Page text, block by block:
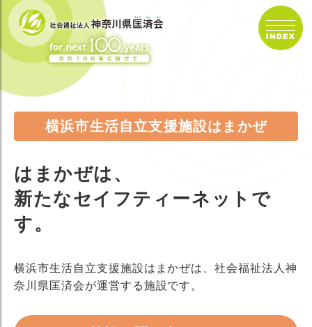
横浜市生活自立支援施設はまかぜ
はまかぜは、
新たなセイフティーネットで
す。
横浜市生活自立支援施設はまかぜは、社会福祉法人神
奈川県匡済会が運営する施設です。